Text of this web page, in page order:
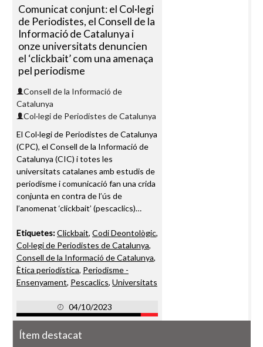
Comunicat conjunt: el Col·legi
de Periodistes, el Consell de la
Informació de Catalunya i
onze universitats denuncien
el ‘clickbait’ com una amenaça
pel periodisme
Consell de la Informació de
Catalunya
Col·legi de Periodistes de Catalunya
El Col·legi de Periodistes de Catalunya
(CPC), el Consell de la Informació de
Catalunya (CIC) i totes les
universitats catalanes amb estudis de
periodisme i comunicació fan una crida
conjunta en contra de l’ús de
l’anomenat ‘clickbait’ (pescaclics)…
Etiquetes:Clickbait, Codi Deontològic,
Col·legi de Periodistes de Catalunya,
Consell de la Informació de Catalunya,
Ètica periodística, Periodisme -
Ensenyament, Pescaclics, Universitats
04/10/2023
Ítem destacat